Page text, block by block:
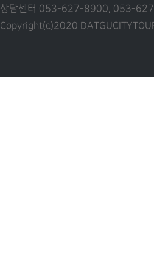
상담센터 053-627-8900, 053-
Copyright(c)2020